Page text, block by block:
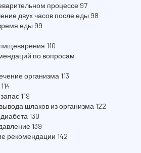
процессе 97
двух часов после еды 98
еды 99
110
по вопросам
организма 113
119
шлаков из организма 122
130
139
рекомендации 142